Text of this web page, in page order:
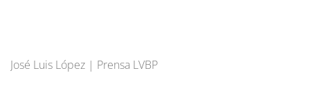
José Luis López | Prensa LVBP